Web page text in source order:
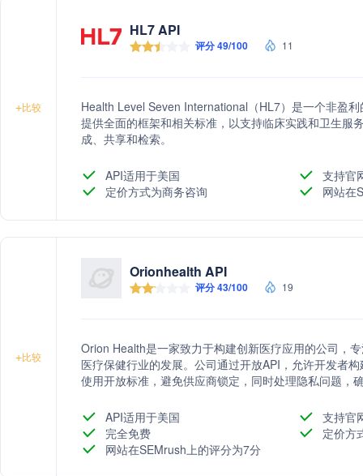
+比较
HL7 API
评分 49/100 11
Health Level Seven International（HL7）是一个非盈
提供全面的框架和相关标准，以支持临床实践和卫生服
成、共享和检索。
API适用于美国
支持官
定价方式为商务咨询
网站在
+比较
Orionhealth API
评分 43/100 19
Orion Health是一家致力于构建创新医疗应用的公司，
医疗保健行业的发展。公司通过开放API，允许开发者
使用开放标准，避免供应商锁定，同时处理隐私问题，
API适用于美国
支持官
完全免费
定价方
网站在SEMrush上的评分为7分